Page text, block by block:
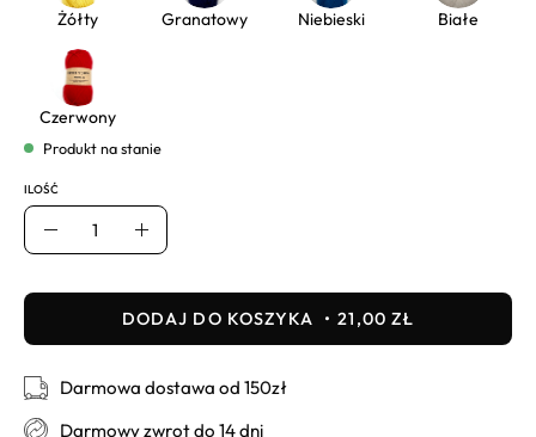
Żółty Granatowy Niebieski Białe
Czerwony
Produkt na stanie
ILOŚĆ
Ilość
Dodaj
DODAJ DO KOSZYKA 21,00 ZŁ
Darmowa dostawa od 150zł
Darmowy zwrot do 14 dni